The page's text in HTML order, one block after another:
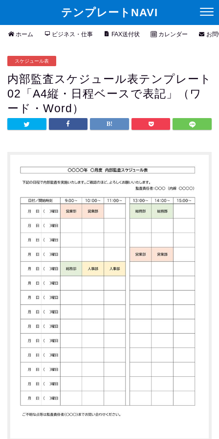
テンプレートNAVI
ホーム ビジネス・仕事 FAX送付状 カレンダー お
スケジュール表
内部監査スケジュール表テンプレート
02「A4縦・日程ベースで表記」（ワ
ード・Word）